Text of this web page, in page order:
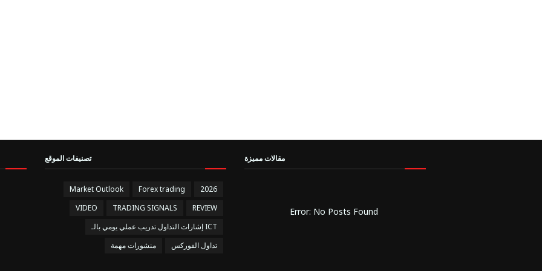
تصنيفات الموقع
2026
Forex trading
Market Outlook
REVIEW
TRADING SIGNALS
VIDEO
إشارات التداول تدريب عملي يومي بالـ ICT
تداول الفوركس
منشورات مهمة
مقالات مميزة
Error: No Posts Found